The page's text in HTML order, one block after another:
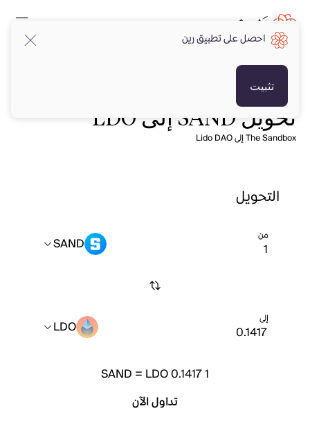
تحويل SAND إلى LDO
The Sandbox إلى Lido DAO
التحويل
من SAND
إلى LDO
1
SAND = LDO 0.1417
تداول الآن
احصل على تطبيق رين
تثبيت